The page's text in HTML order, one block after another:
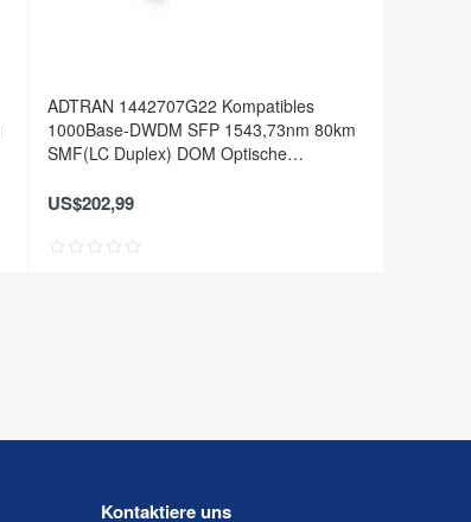
ADTRAN 1442707G22 Kompatibles
1000Base-DWDM SFP 1543,73nm 80km
SMF(LC Duplex) DOM Optische
US$202,99
Kontaktiere uns